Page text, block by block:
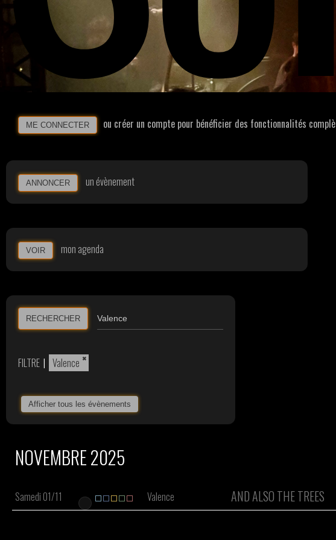
ME CONNECTER ou créer un compte pour bénéficier des fonctionnalités
ANNONCER un évènement
VOIR mon agenda
RECHERCHER
FILTRE | ×
Valence
Afficher tous les évènements
NOVEMBRE 2025
Samedi 01/11 Valence AND ALSO THE TREES